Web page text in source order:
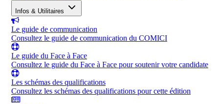
Infos & Utilitaires
Le guide de communication
Consultez le guide de communication du COMICI
Le guide du Face à Face
Consultez le guide du Face à Face pour soutenir votre candidate
Les schémas des qualifications
Consultez les schémas des qualifications pour cette édition